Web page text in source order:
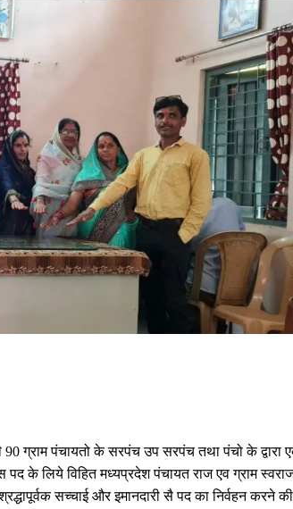
ग्राम पंचायतो के सरपंच उप सरपंच तथा पंचो के द्वारा
के लिये विहित मध्यप्रदेश पंचायत राज एव ग्राम
सच्चाई और इमानदारी सै पद का निर्वहन करने की